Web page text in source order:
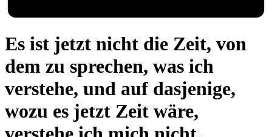
Es ist jetzt nicht die Zeit, von
dem zu sprechen, was ich
verstehe, und auf dasjenige,
wozu es jetzt Zeit wäre,